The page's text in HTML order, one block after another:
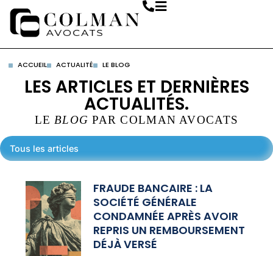
ACCUEIL ACTUALITÉ LE BLOG
LES ARTICLES ET DERNIÈRES
ACTUALITÉS.
LE BLOGPAR COLMAN AVOCATS
Tous les articles
FRAUDE BANCAIRE : LA
SOCIÉTÉ GÉNÉRALE
CONDAMNÉE APRÈS AVOIR
REPRIS UN REMBOURSEMENT
DÉJÀ VERSÉ